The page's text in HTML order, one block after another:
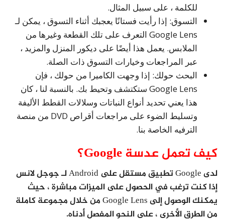
للكلمة ، على سبيل المثال.
التسوق: إذا رأيت فستانًا يعجبك أثناء التسوق ، يمكن لـ
Google Lens التعرف على تلك القطعة وغيرها من
الملابس. يعمل هذا أيضًا على ديكور المنزل والمزيد ،
عبر المراجعات وخيارات التسوق ذات الصلة.
البحث حولك: إذا وجهت الكاميرا من حولك ، فإن
Google Lens ستكتشف وتحيط بك. بالنسبة لنا ، كان
هذا يعني تحديد أنواع النباتات وسلالات القطط الأليفة
وتسليط الضوء على مراجعات أقراص DVD من منصة
الترفيه الخاصة بنا.
كيف تعمل عدسة Google؟
لدى Google تطبيق مستقل على Android لـ جوجل لانس
إذا كنت ترغب في الحصول على الميزات مباشرة ، حيث
يمكنك الوصول إلى Google Lens من خلال مجموعة كاملة
من الطرق الأخرى ، على النحو المفصل أدناه.